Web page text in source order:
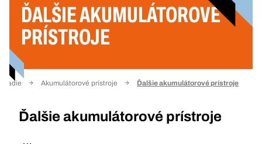
ĎALŠIE AKUMULÁTOROVÉ
PRÍSTROJE
Akumulátorové prístroje Ďalšie akumulátorové prístroje
Ďalšie akumulátorové prístroje
Filter